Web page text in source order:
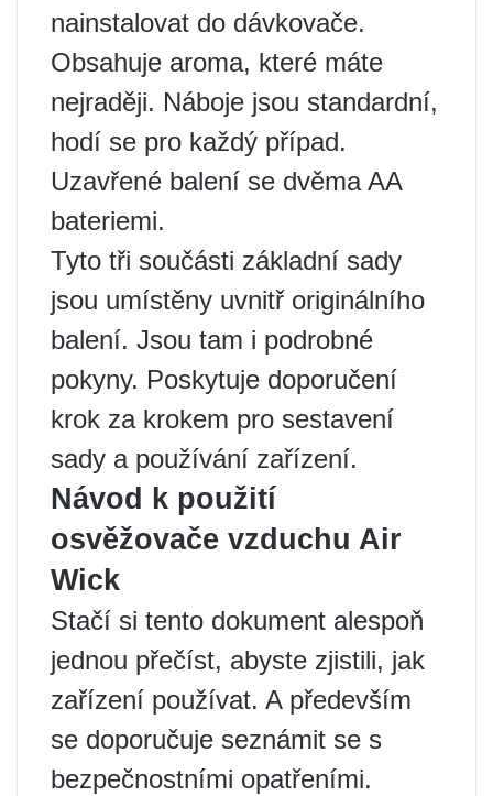
nainstalovat do dávkovače.
Obsahuje aroma, které máte
nejraději. Náboje jsou standardní,
hodí se pro každý případ.
Uzavřené balení se dvěma AA
bateriemi.
Tyto tři součásti základní sady
jsou umístěny uvnitř originálního
balení. Jsou tam i podrobné
pokyny. Poskytuje doporučení
krok za krokem pro sestavení
sady a používání zařízení.
Návod k použití
osvěžovače vzduchu Air
Wick
Stačí si tento dokument alespoň
jednou přečíst, abyste zjistili, jak
zařízení používat. A především
se doporučuje seznámit se s
bezpečnostními opatřeními.